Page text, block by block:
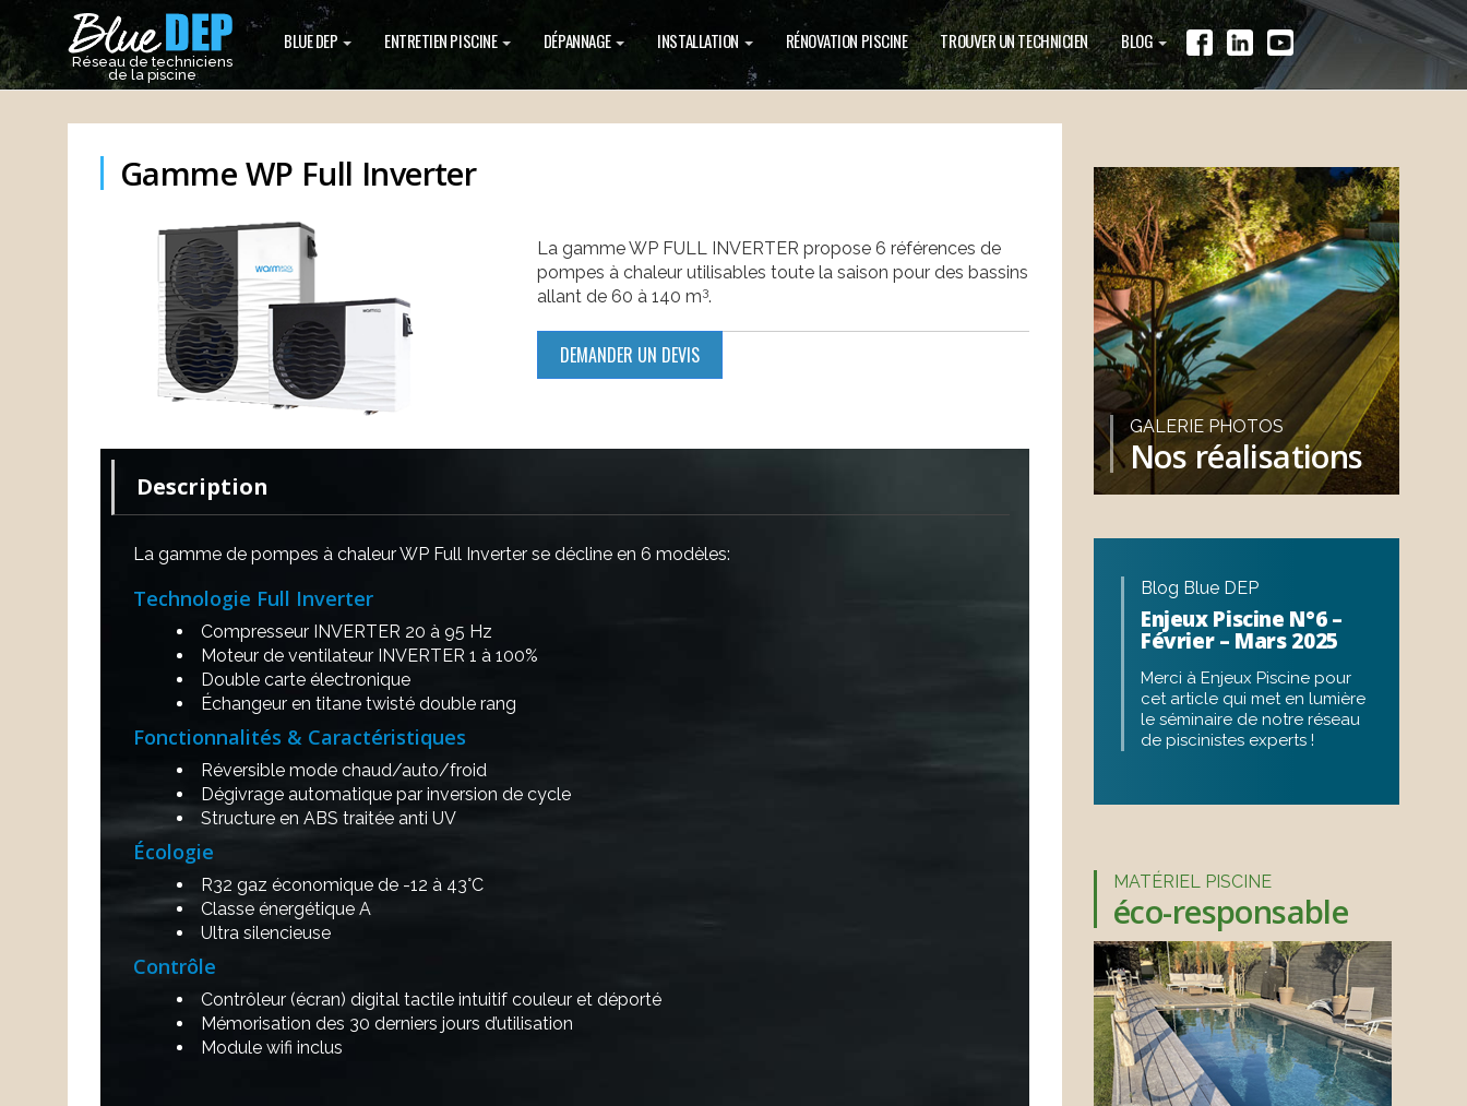
Réseau de techniciens
de la piscine
BLUE DEP ENTRETIEN PISCINE DÉPANNAGE INSTALLATION RÉNOVATION PISCINE TROUVER UN TECHNICIEN BLOG
Gamme WP Full Inverter
La gamme WP FULL INVERTER propose 6 références de
pompes à chaleur utilisables toute la saison pour des bassins
allant de 60 à 140 m3.
DEMANDER UN DEVIS
Description
La gamme de pompes à chaleur WP Full Inverter se décline en 6 modèles:
Technologie Full Inverter
Compresseur INVERTER 20 à 95 Hz
Moteur de ventilateur INVERTER 1 à 100%
Double carte électronique
Échangeur en titane twisté double rang
Fonctionnalités & Caractéristiques
Réversible mode chaud/auto/froid
Dégivrage automatique par inversion de cycle
Structure en ABS traitée anti UV
Écologie
R32 gaz économique de -12 à 43°C
Classe énergétique A
Ultra silencieuse
Contrôle
Contrôleur (écran) digital tactile intuitif couleur et déporté
Mémorisation des 30 derniers jours d’utilisation
Module wifi inclus
GALERIE PHOTOS
Nos réalisations
Blog Blue DEP
Enjeux Piscine N°6 –
Février – Mars 2025
Merci à Enjeux Piscine pour
cet article qui met en lumière
le séminaire de notre réseau
de piscinistes experts !
MATÉRIEL PISCINE
éco-responsable